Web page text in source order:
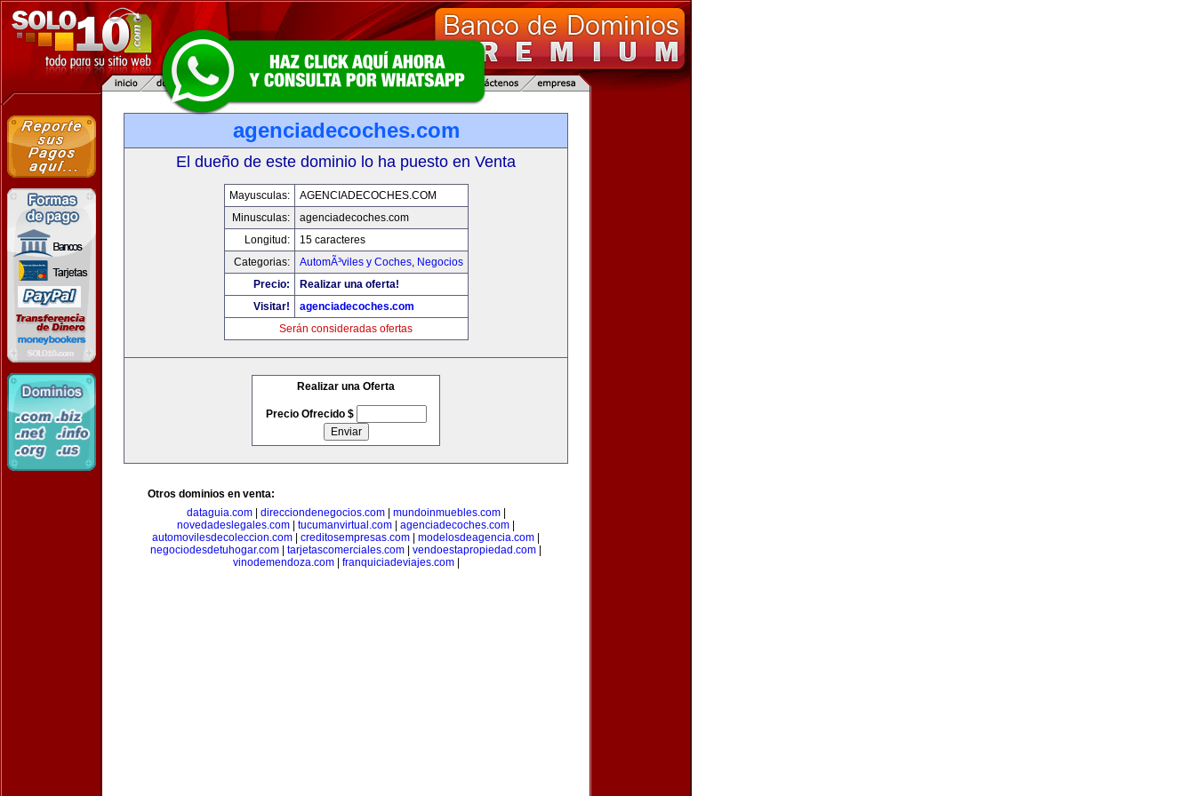
agenciadecoches.com
El dueño de este dominio lo ha puesto en Venta
Mayusculas:
AGENCIADECOCHES.COM
Minusculas:
agenciadecoches.com
Longitud:
15 caracteres
Categorias:
AutomÃ³viles y Coches, Negocios
Precio:
Realizar una oferta!
Visitar!
agenciadecoches.com
Serán consideradas ofertas
Realizar una Oferta
Precio Ofrecido $
Otros dominios en venta:
dataguia.com| direcciondenegocios.com| mundoinmuebles.com|
novedadeslegales.com
tucumanvirtual.com agenciadecoches.com
automovilesdecoleccion.com
creditosempresas.com modelosdeagencia.com
negociodesdetuhogar.com
tarjetascomerciales.com vendoestapropiedad.com
vinodemendoza.com| franquiciadeviajes.com|